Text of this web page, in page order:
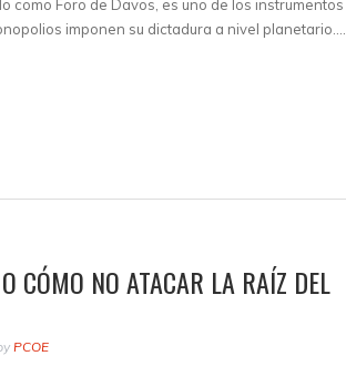
como Foro de Davos, es uno de los instrumentos
imponen su dictadura a nivel planetario.…
CÓMO NO ATACAR LA RAÍZ DEL
PCOE